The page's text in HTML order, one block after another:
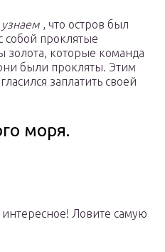
, что остров был
собой проклятые
золота, которые команда
были прокляты. Этим
заплатить своей
моря.
Ловите самую